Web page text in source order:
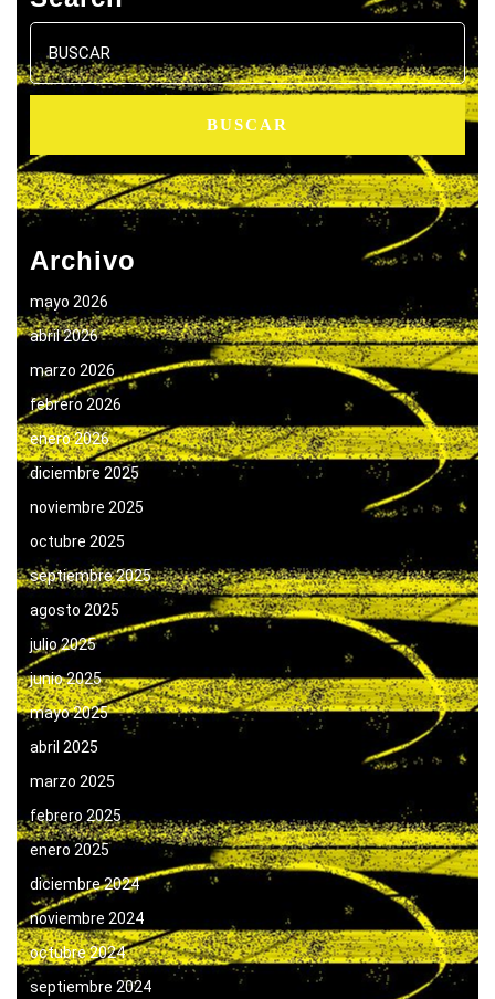
Buscar:
Archivo
mayo 2026
abril 2026
marzo 2026
febrero 2026
enero 2026
diciembre 2025
noviembre 2025
octubre 2025
septiembre 2025
agosto 2025
julio 2025
junio 2025
mayo 2025
abril 2025
marzo 2025
febrero 2025
enero 2025
diciembre 2024
noviembre 2024
octubre 2024
septiembre 2024